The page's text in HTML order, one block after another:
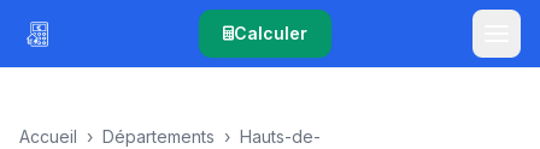
Calculer
Accueil › Départements › Hauts-de-